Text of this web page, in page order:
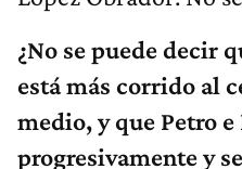
¿No se puede decir
está más corrido al
medio, y que Petro e
progresivamente y